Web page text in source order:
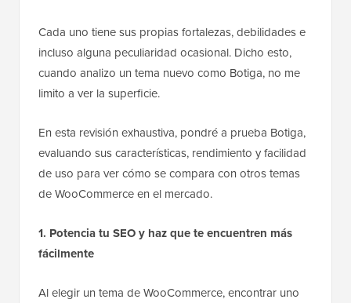
Cada uno tiene sus propias fortalezas, debilidades e
incluso alguna peculiaridad ocasional. Dicho esto,
cuando analizo un tema nuevo como Botiga, no me
limito a ver la superficie.
En esta revisión exhaustiva, pondré a prueba Botiga,
evaluando sus características, rendimiento y facilidad
de uso para ver cómo se compara con otros temas
de WooCommerce en el mercado.
1. Potencia tu SEO y haz que te encuentren más
fácilmente
Al elegir un tema de WooCommerce, encontrar uno